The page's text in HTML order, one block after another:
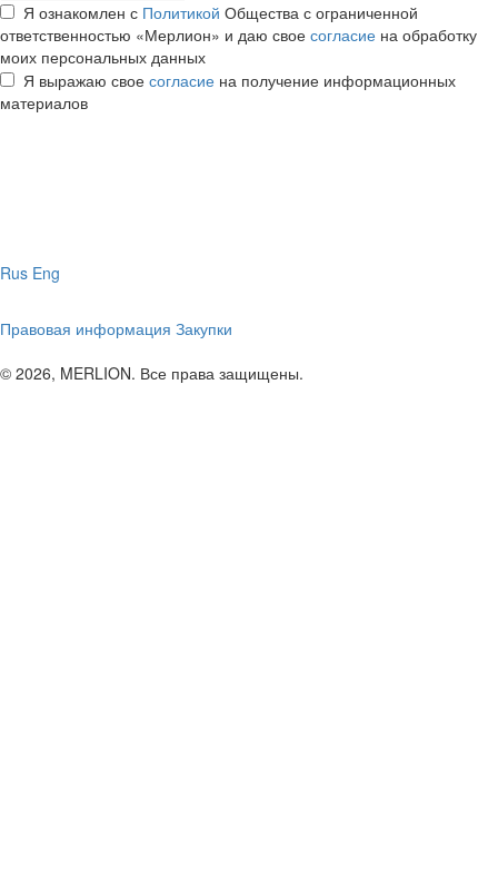
Я ознакомлен с Политикой Общества с ограниченной
ответственностью «Мерлион» и даю свое согласие на обработку
моих персональных данных
Я выражаю свое согласие на получение информационных
материалов
Rus Eng
Правовая информация Закупки
© 2026, MERLION. Все права защищены.